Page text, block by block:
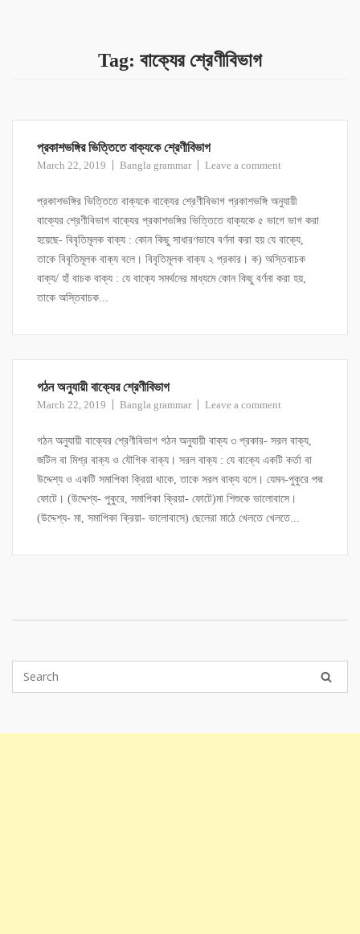
Tag: বাক্যের শ্রেণীবিভাগ
প্রকাশভঙ্গির ভিত্তিতে বাক্যকে শ্রেণীবিভাগ
March 22, 2019 Bangla grammar Leave a comment
প্রকাশভঙ্গির ভিত্তিতে বাক্যকে বাক্যের শ্রেণীবিভাগ প্রকাশভঙ্গি অনুযায়ী
বাক্যের শ্রেণীবিভাগ বাক্যের প্রকাশভঙ্গির ভিত্তিতে বাক্যকে ৫ ভাগে ভাগ করা
হয়েছে- বিবৃতিমূলক বাক্য : কোন কিছু সাধারণভাবে বর্ণনা করা হয় যে বাক্যে,
তাকে বিবৃতিমূলক বাক্য বলে। বিবৃতিমূলক বাক্য ২ প্রকার। ক) অস্তিবাচক
বাক্য/ হাঁ বাচক বাক্য : যে বাক্যে সমর্থনের মাধ্যমে কোন কিছু বর্ণনা করা হয়,
তাকে অস্তিবাচক...
গঠন অনুযায়ী বাক্যের শ্রেণীবিভাগ
March 22, 2019 Bangla grammar Leave a comment
গঠন অনুযায়ী বাক্যের শ্রেণীবিভাগ গঠন অনুযায়ী বাক্য ৩ প্রকার- সরল বাক্য,
জটিল বা মিশ্র বাক্য ও যৌগিক বাক্য। সরল বাক্য : যে বাক্যে একটি কর্তা বা
উদ্দেশ্য ও একটি সমাপিকা ক্রিয়া থাকে, তাকে সরল বাক্য বলে। যেমন-পুকুরে পদ্ম
ফোটে। (উদ্দেশ্য- পুকুরে, সমাপিকা ক্রিয়া- ফোটে)মা শিশুকে ভালোবাসে।
(উদ্দেশ্য- মা, সমাপিকা ক্রিয়া- ভালোবাসে) ছেলেরা মাঠে খেলতে খেলতে...